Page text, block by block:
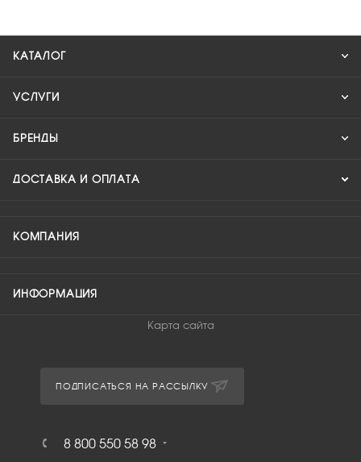
КАТАЛОГ
УСЛУГИ
БРЕНДЫ
ДОСТАВКА И ОПЛАТА
КОМПАНИЯ
ИНФОРМАЦИЯ
Карта сайта
ПОДПИСАТЬСЯ НА РАССЫЛКУ
8 800 550 58 98